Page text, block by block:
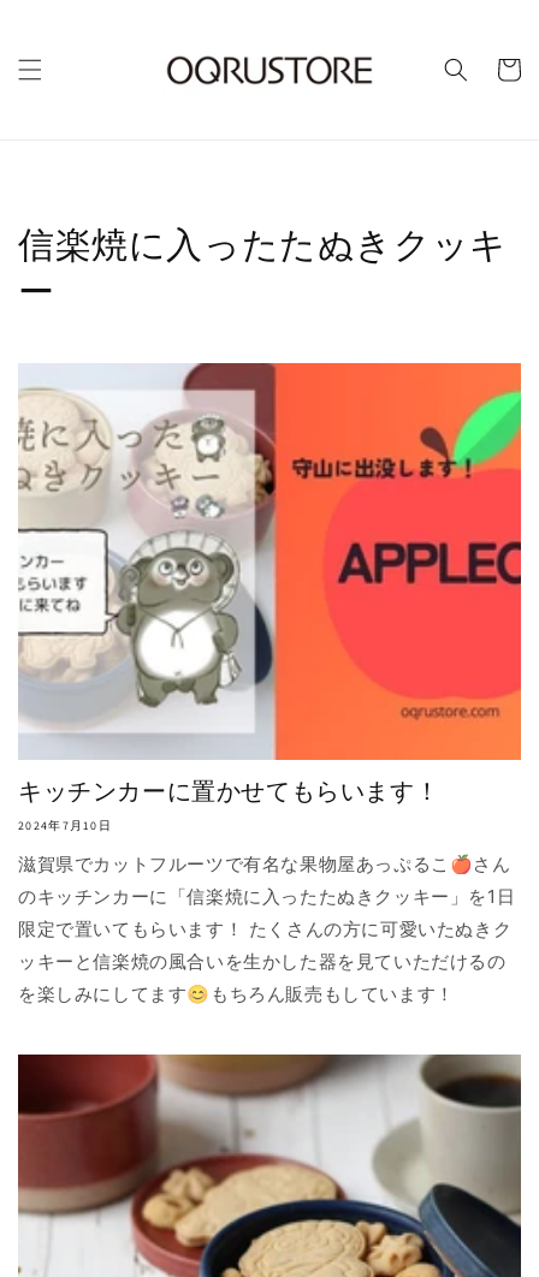
ー
信楽焼に入ったたぬきクッキ
ー
キッチンカーに置かせてもらいます！
2024年7月10日
滋賀県でカットフルーツで有名な果物屋あっぷるこ🍎さん
のキッチンカーに「信楽焼に入ったたぬきクッキー」を1日
限定で置いてもらいます！ たくさんの方に可愛いたぬきク
ッキーと信楽焼の風合いを生かした器を見ていただけるの
を楽しみにしてます😊もちろん販売もしています！